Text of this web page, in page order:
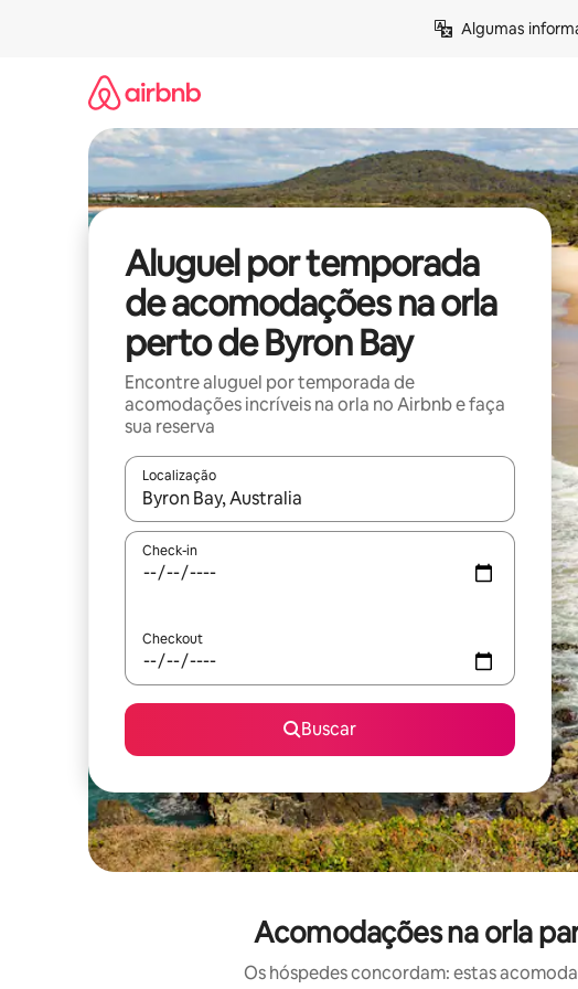
Algumas
Aluguel por temporada
de acomodações na orla
perto de Byron Bay
Encontre aluguel por temporada de
acomodações incríveis na orla no Airbnb e faça
sua reserva
Localização
Quando os resultados estiverem disponíveis, explore-os
Check-in
Checkout
Buscar
Acomodações na orla
Os hóspedes concordam: estas